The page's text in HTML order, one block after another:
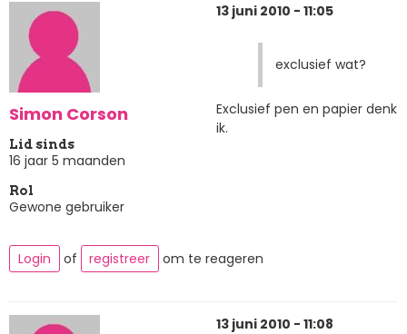
Simon Corson
Lid sinds
16 jaar 5 maanden
Rol
Gewone gebruiker
13 juni 2010 - 11:05
exclusief wat?
Exclusief pen en papier denk
ik.
Login of registreer om te reageren
13 juni 2010 - 11:08